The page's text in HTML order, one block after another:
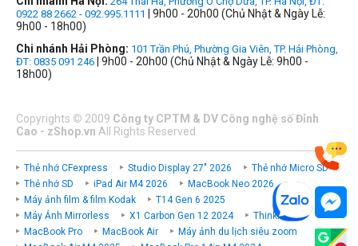
0922 88 2662 - 092.995.1111
| 9h00 - 20h00 (Chủ Nhật & Ngày Lễ:
9h00 - 18h00)
Chi nhánh Hải Phòng: 101 Trần Phú, Phường Gia Viên, TP. Hải Phòng,
ĐT: 0835 091 246 | 9h00 - 20h00 (Chủ Nhật & Ngày Lễ: 9h00 -
18h00)
Copyrights © 2009 Công ty CPTM & DV Công nghệ số Đỉnh
Cao - zShop.vn All Rights Reserved
Thẻ nhớ CFexpress Studio Display 27" 2026
Thẻ nhớ Micro SD
Thẻ nhớ SD
iPad Air M4 2026
MacBook Neo 2026
Máy ảnh film & film Kodak
T14 Gen 6 2025
Máy Ảnh Mirrorless
X1 Carbon Gen 12 2024
ThinkPad P
MacBook Pro
MacBook Air
Máy ảnh du lịch siêu zoom